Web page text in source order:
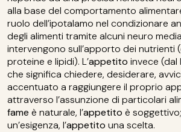
alla base del comportamento
ruolo dell’ipotalamo nel condizionare
degli alimenti tramite alcuni neuro
intervengono sull’apporto dei nutrienti
proteine e lipidi). L’appetito invece
che significa chiedere, desiderare,
accentuato a raggiungere il proprio
attraverso l’assunzione di particolari
fame è naturale, l’appetito è
un’esigenza, l’appetito una scelta.